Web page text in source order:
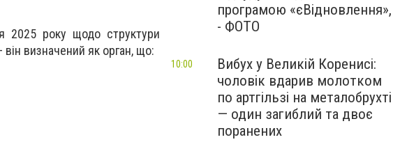
2025 року щодо структури
визначений як орган, що:
програмою «єВідновлення»,
- ФОТО
Вибух у Великій Коренисі:
чоловік вдарив молотком
по артгільзі на металобрухті
— один загиблий та двоє
поранених
10:00